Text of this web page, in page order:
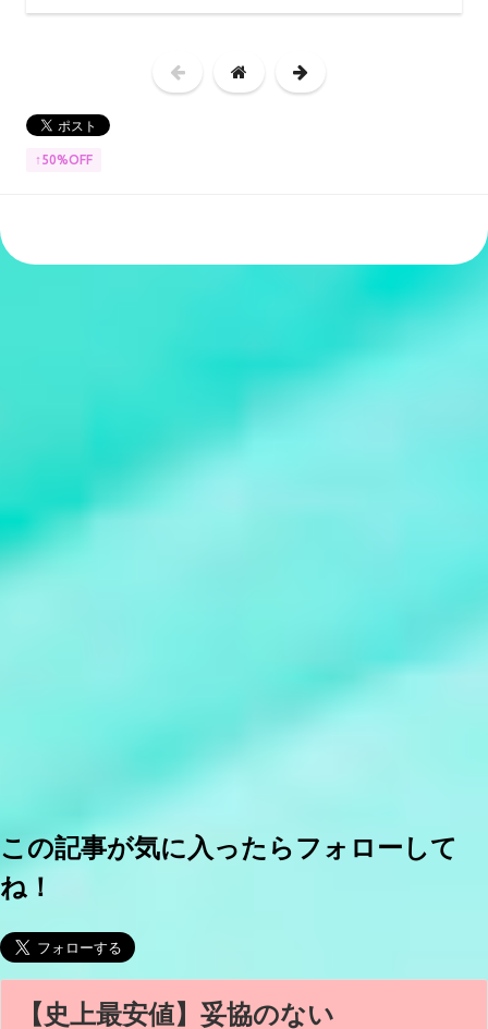
↑50%OFF
この記事が気に入ったらフォローして
ね！
【史上最安値】妥協のない